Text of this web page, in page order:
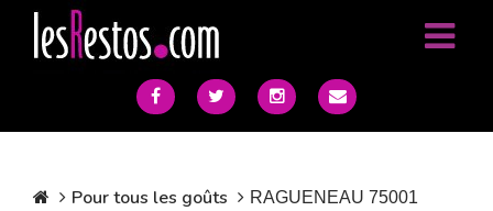
Pour tous les goûts RAGUENEAU 75001